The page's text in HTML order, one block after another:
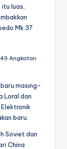
luas,
Mk 37
Angkatan
masing-
Loral dan
baru.
Soviet dan
China